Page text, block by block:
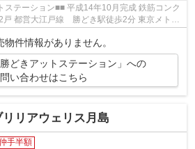
14年10月完成 鉄筋コンク
トロ
物件情報がありません。
勝どきアットステーション」への
い合わせはこちら
リリアウェリス月島
手半額